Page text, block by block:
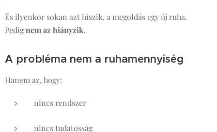
És ilyenkor sokan azt hiszik, a megoldás egy új ruha.
Pedignem az hiányzik.
A probléma nem a ruhamennyiség
Hanem az, hogy:
nincs rendszer
nincs tudatosság